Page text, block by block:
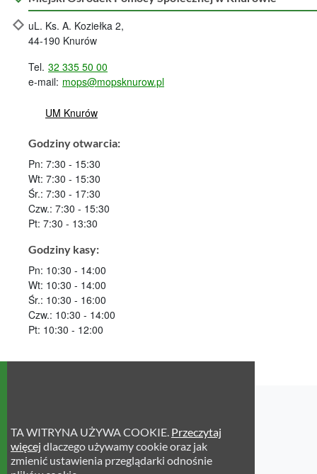
TA WITRYNA UŻYWA COOKIE. Przeczytaj
więcej dlaczego używamy cookie oraz jak
zmienić ustawienia przeglądarki odnośnie
uL. Ks. A. Koziełka 2,
44-190 Knurów
Tel. 32 335 50 00
e-mail: mops@mopsknurow.pl
UM Knurów
Godziny otwarcia:
Pn: 7:30 - 15:30
Wt: 7:30 - 15:30
Śr.: 7:30 - 17:30
Czw.: 7:30 - 15:30
Pt: 7:30 - 13:30
Godziny kasy:
Pn: 10:30 - 14:00
Wt: 10:30 - 14:00
Śr.: 10:30 - 16:00
Czw.: 10:30 - 14:00
Pt: 10:30 - 12:00
Deklaracja dostępności
Polityka Prywatności